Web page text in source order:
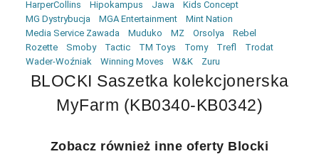
LOGOWANIE
REJESTRACJA
HarperCollins
Hipokampus Jawa
Kids Concept
MG Dystrybucja
MGA Entertainment
Mint Nation
Media Service Zawada
Muduko MZ Orsolya
Rebel
Rozette
Smoby Tactic TM Toys Tomy Trefl
Trodat
Wader-Woźniak
Winning Moves W&K Zuru
BLOCKI Saszetka kolekcjonerska
MyFarm (KB0340-KB0342)
Zobacz również inne oferty Blocki